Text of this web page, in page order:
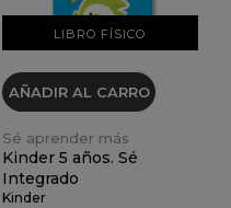
LIBRO FÍSICO
AÑADIR AL CARRO
Sé aprender más
Kinder 5 años. Sé
Integrado
Kinder